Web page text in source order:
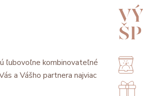
ľubovoľne kombinovateľné
a Vášho partnera najviac